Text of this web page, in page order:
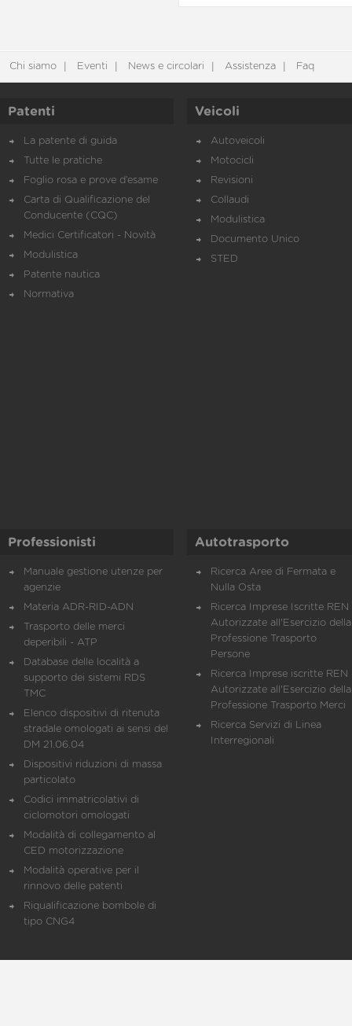
Chi siamo Eventi News e circolari Assistenza Faq
Patenti
La patente di guida
Tutte le pratiche
Foglio rosa e prove d’esame
Carta di Qualificazione del
Conducente (CQC)
Medici Certificatori - Novità
Modulistica
Patente nautica
Normativa
Veicoli
Autoveicoli
Motocicli
Revisioni
Collaudi
Modulistica
Documento Unico
STED
Professionisti
Manuale gestione utenze per
agenzie
Materia ADR-RID-ADN
Trasporto delle merci
deperibili - ATP
Database delle località a
supporto dei sistemi RDS
TMC
Elenco dispositivi di ritenuta
stradale omologati ai sensi del
DM 21.06.04
Dispositivi riduzioni di massa
particolato
Codici immatricolativi di
ciclomotori omologati
Modalità di collegamento al
CED motorizzazione
Modalità operative per il
rinnovo delle patenti
Riqualificazione bombole di
tipo CNG4
Autotrasporto
Ricerca Aree di Fermata e
Nulla Osta
Ricerca Imprese Iscritte REN
Autorizzate all'Esercizio della
Professione Trasporto
Persone
Ricerca Imprese iscritte REN
Autorizzate all'Esercizio della
Professione Trasporto Merci
Ricerca Servizi di Linea
Interregionali